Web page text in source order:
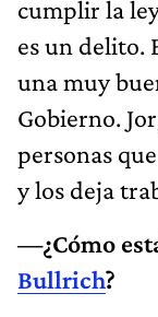
cumplir la
es un delito.
una muy
Gobierno.
personas
y los deja
—¿Cómo
Bullrich?